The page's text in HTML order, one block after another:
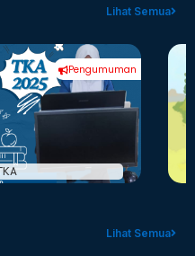
Lihat Semua
Pengumuman
Lihat Semua